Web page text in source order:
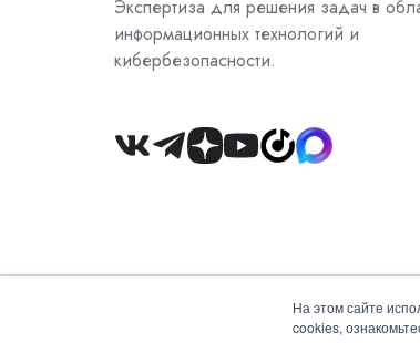
На этом сайте
cookies,
Экспертиза для решения задач в
информационных технологий и
кибербезопасности.
Join